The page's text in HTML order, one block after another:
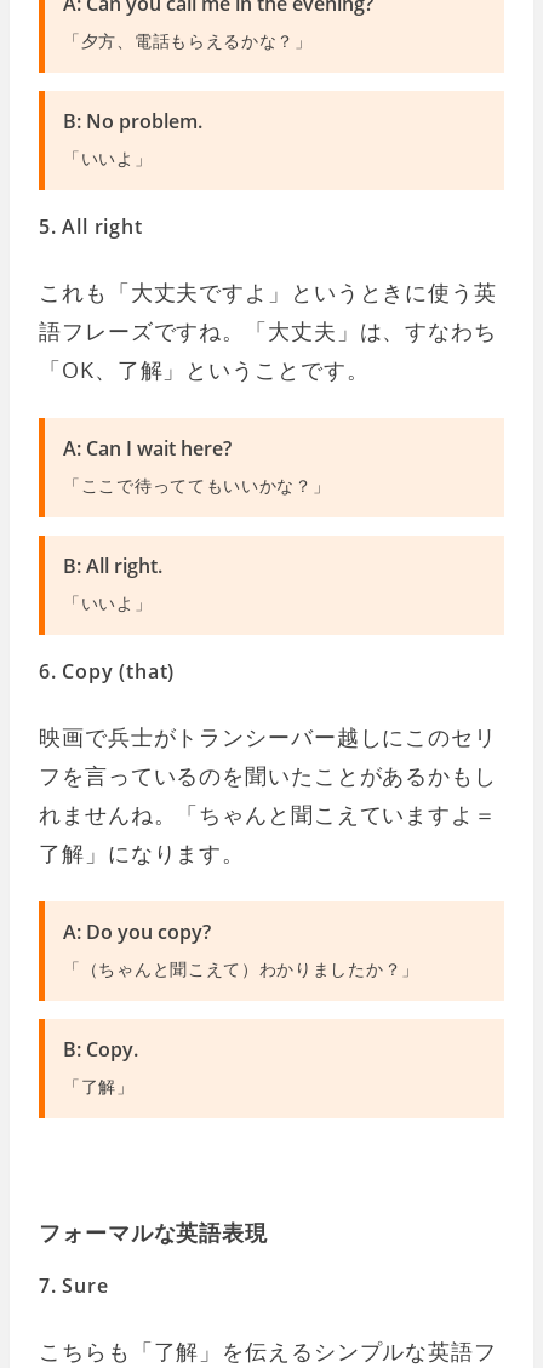
「夕方、電話もらえるかな？」
B: No problem.
「いいよ」
5. All right
これも「大丈夫ですよ」というときに使う英
語フレーズですね。「大丈夫」は、すなわち
「OK、了解」ということです。
A: Can I wait here?
「ここで待っててもいいかな？」
B: All right.
「いいよ」
6. Copy (that)
映画で兵士がトランシーバー越しにこのセリ
フを言っているのを聞いたことがあるかもし
れませんね。「ちゃんと聞こえていますよ＝
了解」になります。
A: Do you copy?
「（ちゃんと聞こえて）わかりましたか？」
B: Copy.
「了解」
フォーマルな英語表現
7. Sure
こちらも「了解」を伝えるシンプルな英語フ